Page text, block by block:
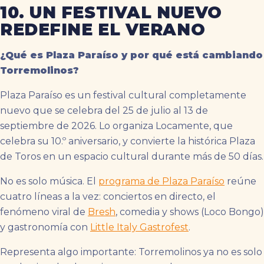
10. UN FESTIVAL NUEVO
REDEFINE EL VERANO
¿Qué es Plaza Paraíso y por qué está cambiando
Torremolinos?
Plaza Paraíso es un festival cultural completamente
nuevo que se celebra del 25 de julio al 13 de
septiembre de 2026. Lo organiza Locamente, que
celebra su 10.º aniversario, y convierte la histórica Plaza
de Toros en un espacio cultural durante más de 50 días.
No es solo música. El programa de Plaza Paraíso reúne
cuatro líneas a la vez: conciertos en directo, el
fenómeno viral de Bresh, comedia y shows (Loco Bongo)
y gastronomía con Little Italy Gastrofest.
Representa algo importante: Torremolinos ya no es solo